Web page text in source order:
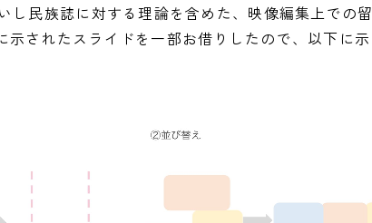
し民族誌に対する理論を含めた、映像編集上での留
示されたスライドを一部お借りしたので、以下に示